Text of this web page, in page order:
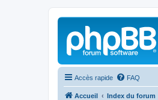
Accès rapide FAQ
Accueil Index du forum